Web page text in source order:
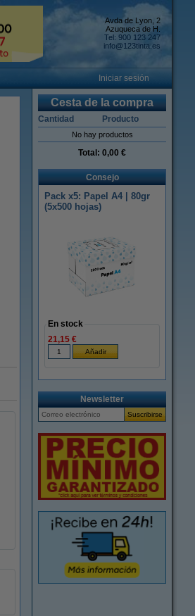
Avda de Lyon, 2
Azuqueca de H.
Tel: 900 123 247
info@123tinta.es
Iniciar sesión
Cesta de la compra
Cantidad Producto
No hay productos
Total: 0,00 €
Consejo
Pack x5: Papel A4 | 80gr
(5x500 hojas)
En stock
21,15 €
Newsletter